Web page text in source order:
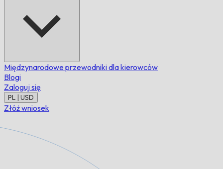
Międzynarodowe przewodniki dla kierowców
Blogi
Zaloguj się
PL | USD
Złóż wniosek